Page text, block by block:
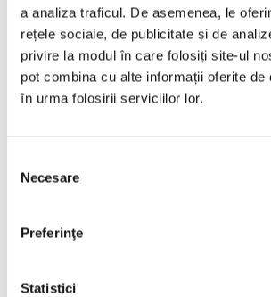
a analiza traficul. De asemenea, le
rețele sociale, de publicitate și de
privire la modul în care folosiți site-ul
pot combina cu alte informații oferite
în urma folosirii serviciilor lor.
consimțământului
Necesare
Preferinţe
Statistici
Poliția canadiană a
mare fraudă în artă din istoria
suspecți fiind arestați și mai
de lucrări au fost confiscate în